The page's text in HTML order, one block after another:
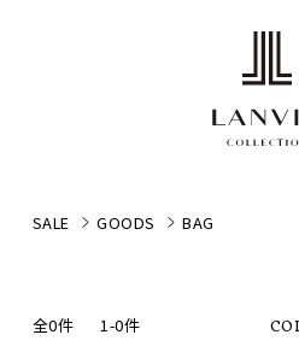
SALE GOODS BAG
全0件 1-0件